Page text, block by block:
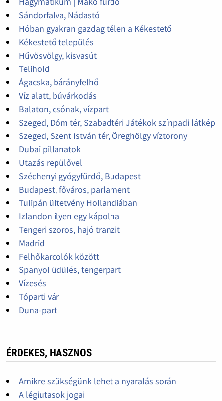
Sándorfalva, Nádastó
Hóban gyakran gazdag télen a Kékestető
Kékestető település
Hűvösvölgy, kisvasút
Telihold
Ágacska, bárányfelhő
Víz alatt, búvárkodás
Balaton, csónak, vízpart
Szeged, Dóm tér, Szabadtéri Játékok színpadi látkép
Szeged, Szent István tér, Öreghölgy víztorony
Dubai pillanatok
Utazás repülővel
Széchenyi gyógyfürdő, Budapest
Budapest, főváros, parlament
Tulipán ültetvény Hollandiában
Izlandon ilyen egy kápolna
Tengeri szoros, hajó tranzit
Madrid
Felhőkarcolók között
Spanyol üdülés, tengerpart
Vízesés
Tóparti vár
Duna-part
ÉRDEKES, HASZNOS
Amikre szükségünk lehet a nyaralás során
A légiutasok jogai